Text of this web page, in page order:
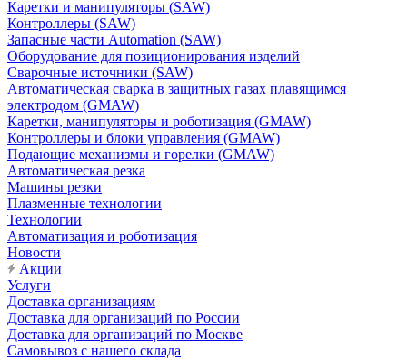
Каретки и манипуляторы (SAW)
Контроллеры (SAW)
Запасные части Automation (SAW)
Оборудование для позиционирования изделий
Сварочные источники (SAW)
Автоматическая сварка в защитных газах плавящимся
электродом (GMAW)
Каретки, манипуляторы и роботизация (GMAW)
Контроллеры и блоки управления (GMAW)
Подающие механизмы и горелки (GMAW)
Автоматическая резка
Машины резки
Плазменные технологии
Технологии
Автоматизация и роботизация
Новости
Акции
Услуги
Доставка организациям
Доставка для организаций по России
Доставка для организаций по Москве
Самовывоз с нашего склада